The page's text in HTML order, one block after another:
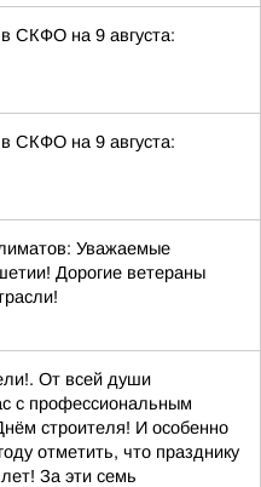
СКФО на 9 августа:
СКФО на 9 августа:
Уважаемые
Дорогие ветераны
От всей души
с профессиональным
строителя! И особенно
отметить, что празднику
За эти семь